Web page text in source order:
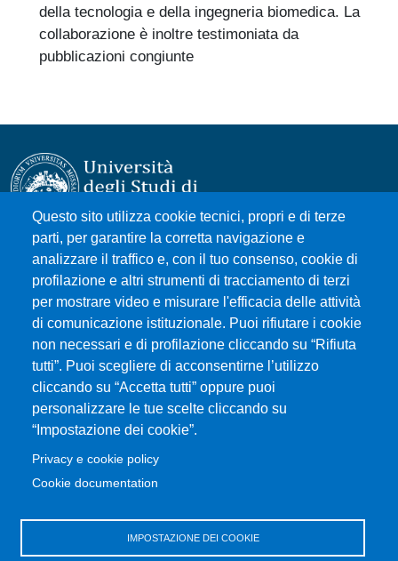
della tecnologia e della ingegneria biomedica. La
collaborazione è inoltre testimoniata da
pubblicazioni congiunte
Questo sito utilizza cookie tecnici, propri e di terze
parti, per garantire la corretta navigazione e
analizzare il traffico e, con il tuo consenso, cookie di
profilazione e altri strumenti di tracciamento di terzi
per mostrare video e misurare l'efficacia delle attività
di comunicazione istituzionale. Puoi rifiutare i cookie
non necessari e di profilazione cliccando su “Rifiuta
tutti”. Puoi scegliere di acconsentirne l’utilizzo
cliccando su “Accetta tutti” oppure puoi
personalizzare le tue scelte cliccando su
“Impostazione dei cookie”.
Privacy e cookie policy
Cookie documentation
IMPOSTAZIONE DEI COOKIE
Università degli Studi di Messina
Piazza Pugliatti, 1 - 98122 Messina
Cod. Fiscale 80004070837
P.IVA 00724160833
Centralino: 090 676 1
MENÙ SOCIAL
MENÙ FOOTER 1
Accessibilità
Mappa del sito
Privacy e cookie policy